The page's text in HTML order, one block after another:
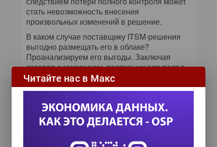
стать невозможность внесения
произвольных изменений в решение.
В каком случае поставщику ITSM-решения
выгодно размещать его в облаке?
Проанализируем его выгоды. Заключая
договор с заказчиком, поставщик вступает в
долговременные отношения и получает
возможность финансового прогнозирования.
работ автоматически добавляются услуги по
сопровождению. Сроки внедрения решения
сокращаются, поскольку отсутствуют этапы
Читайте нас в Макс